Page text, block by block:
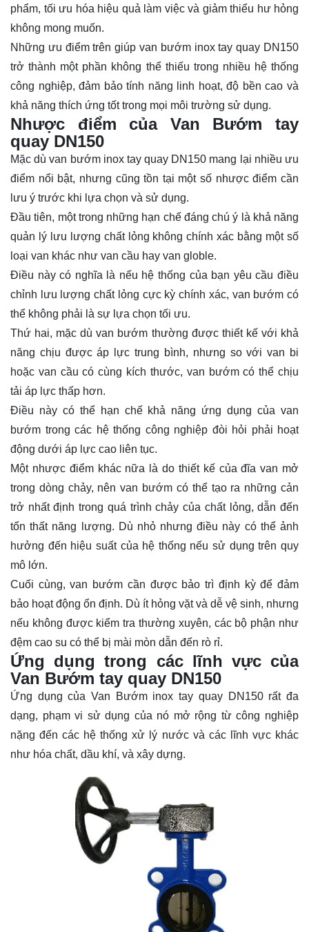
phẩm, tối ưu hóa hiệu quả làm việc và giảm thiểu hư hỏng
không mong muốn.
Những ưu điểm trên giúp van bướm inox tay quay DN150
trở thành một phần không thể thiếu trong nhiều hệ thống
công nghiệp, đảm bảo tính năng linh hoạt, độ bền cao và
khả năng thích ứng tốt trong mọi môi trường sử dụng.
Nhược điểm của Van Bướm tay
quay DN150
Mặc dù van bướm inox tay quay DN150 mang lại nhiều ưu
điểm nổi bật, nhưng cũng tồn tại một số nhược điểm cần
lưu ý trước khi lựa chọn và sử dụng.
Đầu tiên, một trong những hạn chế đáng chú ý là khả năng
quản lý lưu lượng chất lỏng không chính xác bằng một số
loại van khác như van cầu hay van globle.
Điều này có nghĩa là nếu hệ thống của bạn yêu cầu điều
chỉnh lưu lượng chất lỏng cực kỳ chính xác, van bướm có
thể không phải là sự lựa chọn tối ưu.
Thứ hai, mặc dù van bướm thường được thiết kế với khả
năng chịu được áp lực trung bình, nhưng so với van bi
hoặc van cầu có cùng kích thước, van bướm có thể chịu
tải áp lực thấp hơn.
Điều này có thể hạn chế khả năng ứng dụng của van
bướm trong các hệ thống công nghiệp đòi hỏi phải hoạt
động dưới áp lực cao liên tục.
Một nhược điểm khác nữa là do thiết kế của đĩa van mở
trong dòng chảy, nên van bướm có thể tạo ra những cản
trở nhất định trong quá trình chảy của chất lỏng, dẫn đến
tổn thất năng lượng. Dù nhỏ nhưng điều này có thể ảnh
hưởng đến hiệu suất của hệ thống nếu sử dụng trên quy
mô lớn.
Cuối cùng, van bướm cần được bảo trì định kỳ để đảm
bảo hoạt động ổn định. Dù ít hỏng vặt và dễ vệ sinh, nhưng
nếu không được kiểm tra thường xuyên, các bộ phận như
đệm cao su có thể bị mài mòn dẫn đến rò rỉ.
Ứng dụng trong các lĩnh vực của
Van Bướm tay quay DN150
Ứng dụng của Van Bướm inox tay quay DN150 rất đa
dạng, phạm vi sử dụng của nó mở rộng từ công nghiệp
nặng đến các hệ thống xử lý nước và các lĩnh vực khác
như hóa chất, dầu khí, và xây dựng.